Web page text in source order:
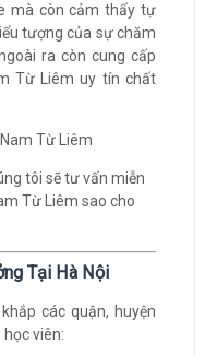
mà còn cảm thấy tự
tượng của sự chăm
ra còn cung cấp
Từ Liêm uy tín chất
tôi sẽ tư vấn miễn
Từ Liêm sao cho
Tại Hà Nội
các quận, huyện
viên: